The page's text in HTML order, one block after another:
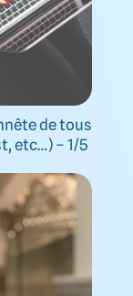
de tous
etc…) – 1/5